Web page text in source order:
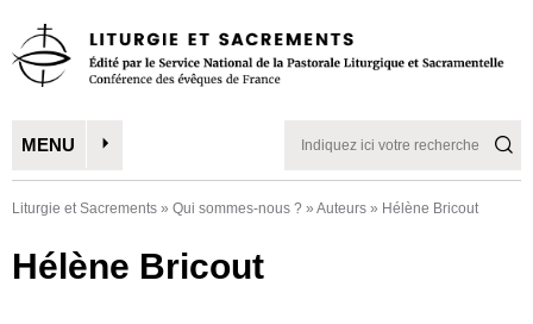
MENU
Liturgie et Sacrements » Qui sommes-nous ? » Auteurs » Hélène Bricout
Hélène Bricout